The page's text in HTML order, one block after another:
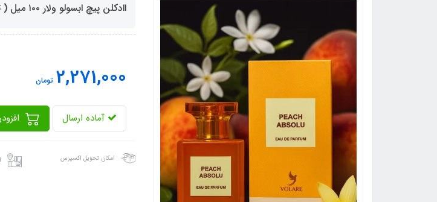
اادکلن پیچ ابسولو ولار ١٠٠ میل ( تام فورد بیتر پیچ )
2,271,000 تومان
آماده ارسال
امکان تحویل اکسپرس